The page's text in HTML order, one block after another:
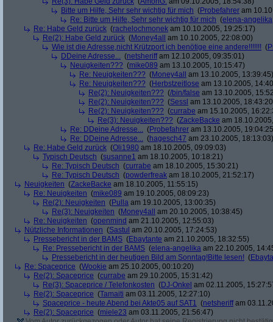
Bitte um Hilfe, Sehr sehr wichtig für mich (Probefahrer am
Re: Bitte um Hilfe, Sehr sehr wichtig für mich (elena-angelika
Re: Habe Geld zurück (rachelochmonek am 10.10.2005, 19:25:17)
Re(2): Habe Geld zurück (Money4all
am 10.10.2005, 22:08:00)
Wie ist die Adresse,nicht Krützport ich benötige eine andere!!!!!!! (
DDeine Adresse... (netsheriffam 12.10.2005, 09:35:01)
Neuigkeiten??? (mike089 am 13.10.2005, 10:15:47)
Re: Neuigkeiten??? (Money4all
am 13.10.2005, 13:39:45)
Re: Neuigkeiten??? (Herbstzeitlose am 13.10.2005,
Re(2): Neuigkeiten??? (/bin/false am 13.10.2005,
Re(2): Neuigkeiten??? (Sessl am 13.10.2005,
Re(2): Neuigkeiten??? (currabe am 15.10.2005,
Re(3): Neuigkeiten??? (ZackeBacke am
Re: DDeine Adresse... (Probefahrer am 13.10.2005,
Re: DDeine Adresse... (hagesch47 am 23.10.2005, 18:13:03)
Re: Habe Geld zurück (Oli1980 am 18.10.2005, 09:09:03)
Typisch Deutsch (susanne1 am 18.10.2005, 10:18:21)
Re: Typisch Deutsch (currabe am 18.10.2005, 15:30:21)
Re: Typisch Deutsch (powderfreak am 18.10.2005, 21:52:17)
Neuigkeiten (ZackeBacke am 18.10.2005, 11:55:15)
Re: Neuigkeiten (mike089 am 19.10.2005, 08:09:23)
Re(2): Neuigkeiten (Pulla am 19.10.2005, 13:00:35)
Re(3): Neuigkeiten (Money4all
am 20.10.2005, 10:38:45)
Re: Neuigkeiten (openmind am 21.10.2005, 12:55:03)
Nützliche Informationen (Sastul am 20.10.2005, 17:24:53)
Pressebericht in der BAMS (Ebaytante am 21.10.2005, 18:32:55)
Re: Pressebericht in der BAMS (elena-angelika am 22.10.2005,
Pressebericht in der heutigen Bild am Sonntag!Bitte lesen! (
Re: Spaceprice (Wookie am 25.10.2005, 00:10:20)
Re(2): Spaceprice (currabe am 29.10.2005, 15:31:42)
Re(3): Spaceprice / Telefonkosten (DJ-Onkel am 02.11.2005,
Re(2): Spaceprice (Tamaiti am 03.11.2005, 12:27:10)
Spaceprice - heute Abend bei Akte05 auf SAT1 (netsheriffam
Re(2): Spaceprice (miele23 am 03.11.2005, 21:56:47)